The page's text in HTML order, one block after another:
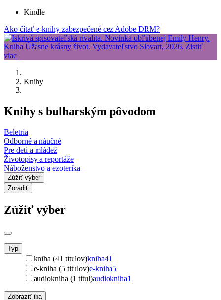
Kindle
Ako čítať e-knihy zabezpečené cez Adobe DRM?
Knihy
Knihy s bulharským pôvodom
Beletria
Odborné a náučné
Pre deti a mládež
Životopisy a reportáže
Náboženstvo a ezoterika
Zúžiť výber
Zoradiť
Zúžiť výber
Typ
kniha (41 titulov)kniha41
e-kniha (5 titulov)e-kniha5
audiokniha (1 titul)audiokniha1
Zobraziť iba